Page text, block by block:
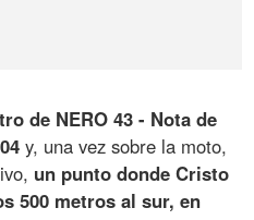
de NERO 43 - Nota de
y, una vez sobre la moto,
un punto donde Cristo
500 metros al sur, en